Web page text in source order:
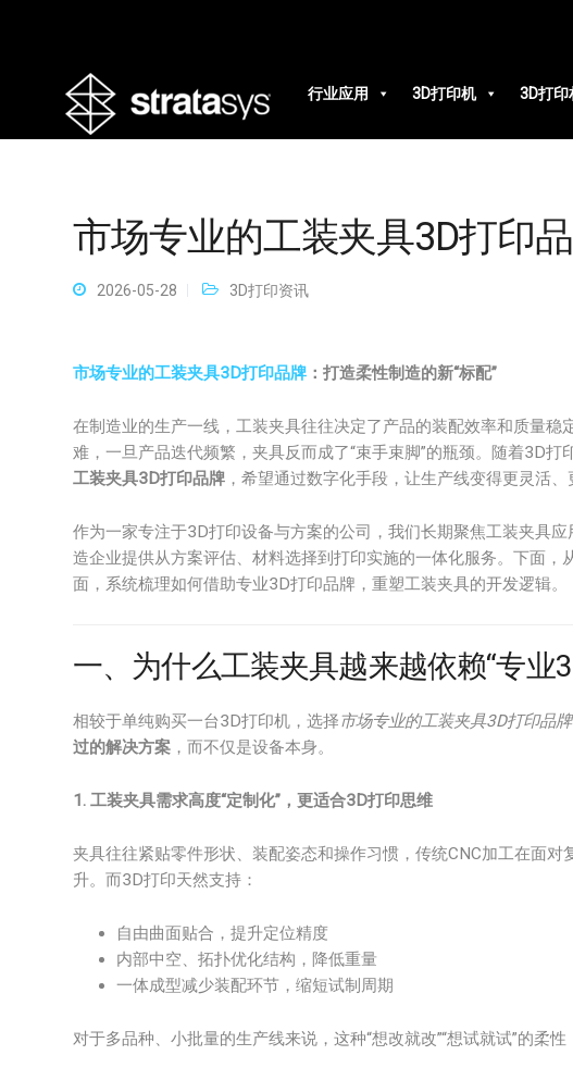
行业应用
3D打印机 3D打印
市场专业的工装夹具3D打印
2026-05-28 3D打印资讯
市场专业的工装夹具3D打印品牌 ：打造柔性制造的新“标配”
在制造业的生产一线，工装夹具往往决定了产品的装配效率和质量稳
难，一旦产品迭代频繁，夹具反而成了“束手束脚”的瓶颈。随着3D
工装夹具3D打印品牌 ，希望通过数字化手段，让生产线变得更灵活、
作为一家专注于3D打印设备与方案的公司，我们长期聚焦工装夹具
造企业提供从方案评估、材料选择到打印实施的一体化服务。下面
面，系统梳理如何借助专业3D打印品牌，重塑工装夹具的开发逻辑。
一、为什么工装夹具越来越依赖“专业
相较于单纯购买一台3D打印机，选择市场专业的工装夹具3D打印品牌
过的解决方案 ，而不仅是设备本身。
1. 工装夹具需求高度“定制化”，更适合3D打印思维
夹具往往紧贴零件形状、装配姿态和操作习惯，传统CNC加工在面
升。而3D打印天然支持：
自由曲面贴合，提升定位精度
内部中空、拓扑优化结构，降低重量
一体成型减少装配环节，缩短试制周期
对于多品种、小批量的生产线来说，这种“想改就改”“想试就试”的柔性